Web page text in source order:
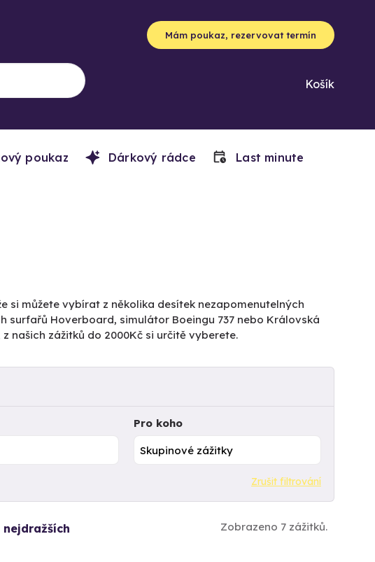
Mám poukaz, rezervovat termín
Košík
poukaz Dárkový rádce Last minute
si můžete vybírat z několika desítek nezapomenutelných
surfařů Hoverboard, simulátor Boeingu 737 nebo Královská
našich zážitků do 2000Kč si určitě vyberete.
Pro koho
Zrušit filtrování
nejdražších Zobrazeno 7 zážitků.